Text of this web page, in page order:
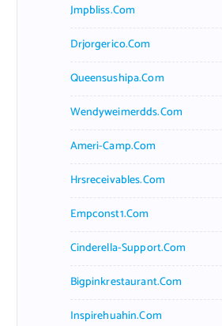
Jmpbliss.com
Drjorgerico.com
Queensushipa.com
Wendyweimerdds.com
Ameri-Camp.com
Hrsreceivables.com
Empconst1.com
Cinderella-Support.com
Bigpinkrestaurant.com
Inspirehuahin.com